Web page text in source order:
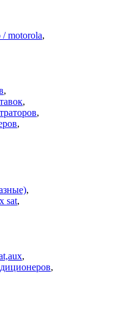
motorola,
,
,
,
,
,
sat,
,
,